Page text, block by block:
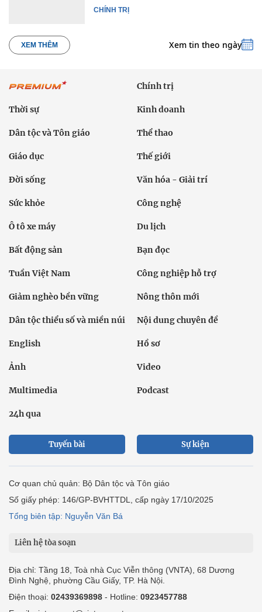
CHÍNH TRỊ
XEM THÊM Xem tin theo ngày
Chính trị
Thời sự Kinh doanh
Dân tộc và Tôn giáo Thể thao
Giáo dục Thế giới
Đời sống Văn hóa - Giải trí
Sức khỏe Công nghệ
Ô tô xe máy Du lịch
Bất động sản Bạn đọc
Tuần Việt Nam Công nghiệp hỗ trợ
Giảm nghèo bền vững Nông thôn mới
Dân tộc thiểu số và miền núi Nội dung chuyên đề
English Hồ sơ
Ảnh Video
Multimedia Podcast
24h qua
Tuyến bài Sự kiện
Cơ quan chủ quản: Bộ Dân tộc và Tôn giáo
Số giấy phép: 146/GP-BVHTTDL, cấp ngày 17/10/2025
Tổng biên tập: Nguyễn Văn Bá
Liên hệ tòa soạn
Địa chỉ: Tầng 18, Toà nhà Cục Viễn thông (VNTA), 68 Dương
Đình Nghệ, phường Cầu Giấy, TP. Hà Nội.
Điện thoại: 02439369898 - Hotline: 0923457788